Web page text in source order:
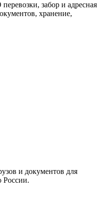
забор и адресная
хранение,
и документов для
России.